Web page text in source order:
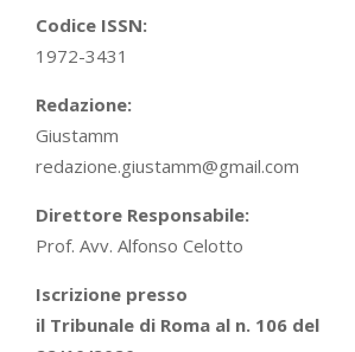
Codice ISSN:
1972-3431
Redazione:
Giustamm
redazione.giustamm@gmail.com
Direttore Responsabile:
Prof. Avv. Alfonso Celotto
Iscrizione presso
il Tribunale di Roma al n. 106 del